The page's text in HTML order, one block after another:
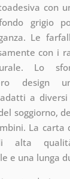
con
grigio
Le
con i
Lo
design
a
soggiorno,
La carta
alta
e una lunga